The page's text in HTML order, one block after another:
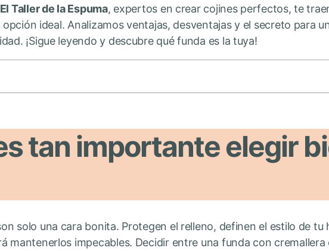
El Taller de la Espuma, expertos en crear cojines perfectos, te
ideal. Analizamos ventajas, desventajas y el secreto para
¡Sigue leyendo y descubre qué funda es la tuya!
tan importante elegir
solo una cara bonita. Protegen el relleno, definen el estilo de tu
mantenerlos impecables. Decidir entre una funda con cremallera